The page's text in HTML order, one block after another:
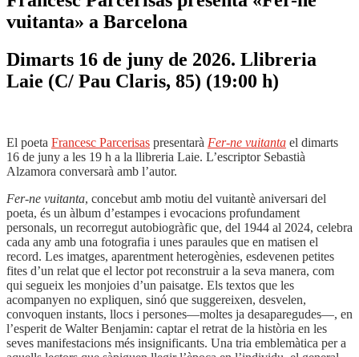
vuitanta» a Barcelona
Dimarts 16 de juny de 2026. Llibreria
Laie (C/ Pau Claris, 85) (19:00 h)
El poeta Francesc Parcerisas presentarà Fer-ne vuitanta el dimarts
16 de juny a les 19 h a la llibreria Laie. L’escriptor Sebastià
Alzamora conversarà amb l’autor.
Fer-ne vuitanta, concebut amb motiu del vuitantè aniversari del
poeta, és un àlbum d’estampes i evocacions profundament
personals, un recorregut autobiogràfic que, del 1944 al 2024, celebra
cada any amb una fotografia i unes paraules que en matisen el
record. Les imatges, aparentment heterogènies, esdevenen petites
fites d’un relat que el lector pot reconstruir a la seva manera, com
qui segueix les monjoies d’un paisatge. Els textos que les
acompanyen no expliquen, sinó que suggereixen, desvelen,
convoquen instants, llocs i persones—moltes ja desaparegudes—, en
l’esperit de Walter Benjamin: captar el retrat de la història en les
seves manifestacions més insignificants. Una tria emblemàtica per a